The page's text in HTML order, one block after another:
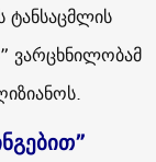
ტანსაცმლის
ვარცხნილობამ